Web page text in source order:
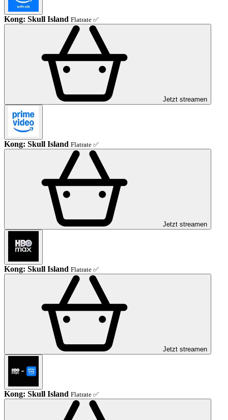
Kong: Skull Island Flatrate ✅
Jetzt streamen
Kong: Skull Island Flatrate ✅
Jetzt streamen
Kong: Skull Island Flatrate ✅
Jetzt streamen
Kong: Skull Island Flatrate ✅